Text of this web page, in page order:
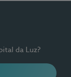
da Luz?